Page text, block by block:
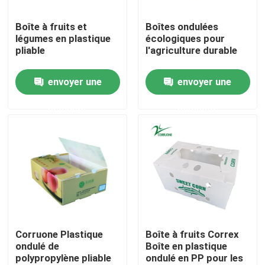
À propos de nous
Visite de l'usine
Demandez un devis
Boîtes ondulées végétales
Garde de plastique ondulée d'arbre
Boîte à fruits et
légumes en plastique
pliable
envoyer une
Boîtes ondulées
écologiques pour
l'agriculture durable
envoyer une
Corruone Plastique
ondulé de
polypropylène pliable
Boîte à fruits Correx
Boîte en plastique
ondulé en PP pour les